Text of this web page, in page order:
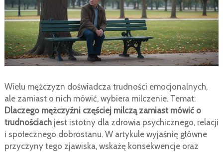
Wielu mężczyzn doświadcza trudności emocjonalnych,
ale zamiast o nich mówić, wybiera milczenie. Temat:
Dlaczego mężczyźni częściej milczą zamiast mówić o
trudnościachjest istotny dla zdrowia psychicznego, relacji
i społecznego dobrostanu. W artykule wyjaśnię główne
przyczyny tego zjawiska, wskażę konsekwencje oraz